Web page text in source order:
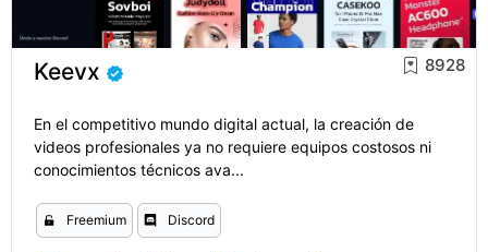
Keevx 8928
En el competitivo mundo digital actual, la creación de
videos profesionales ya no requiere equipos costosos ni
conocimientos técnicos ava...
Freemium Discord